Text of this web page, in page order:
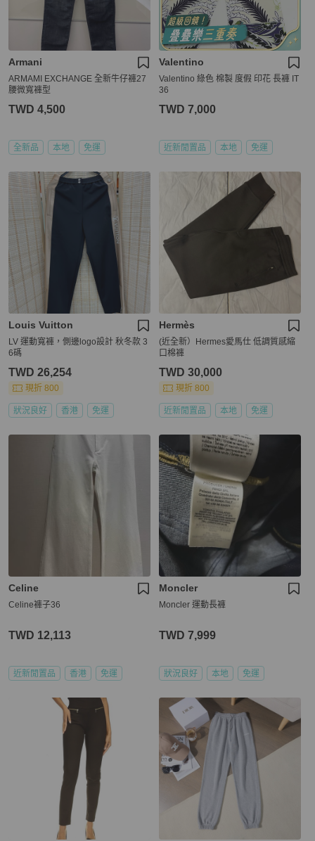
Armani
ARMAMI EXCHANGE 全新牛仔褲27
腰微寬褲型
TWD 4,500
全新品 本地 免運
Valentino
Valentino 綠色 棉製 度假 印花 長褲 IT
36
TWD 7,000
近新閒置品 本地 免運
Louis Vuitton
LV 運動寬褲，側邊logo設計 秋冬款 3
6碼
TWD 26,254
現折 800
狀況良好 香港 免運
Hermès
(近全新）Hermes愛馬仕 低調質感縮
口棉褲
TWD 30,000
現折 800
近新閒置品 本地 免運
Celine
Celine褲子36
TWD 12,113
近新閒置品 香港 免運
Moncler
Moncler 運動長褲
TWD 7,999
狀況良好 本地 免運